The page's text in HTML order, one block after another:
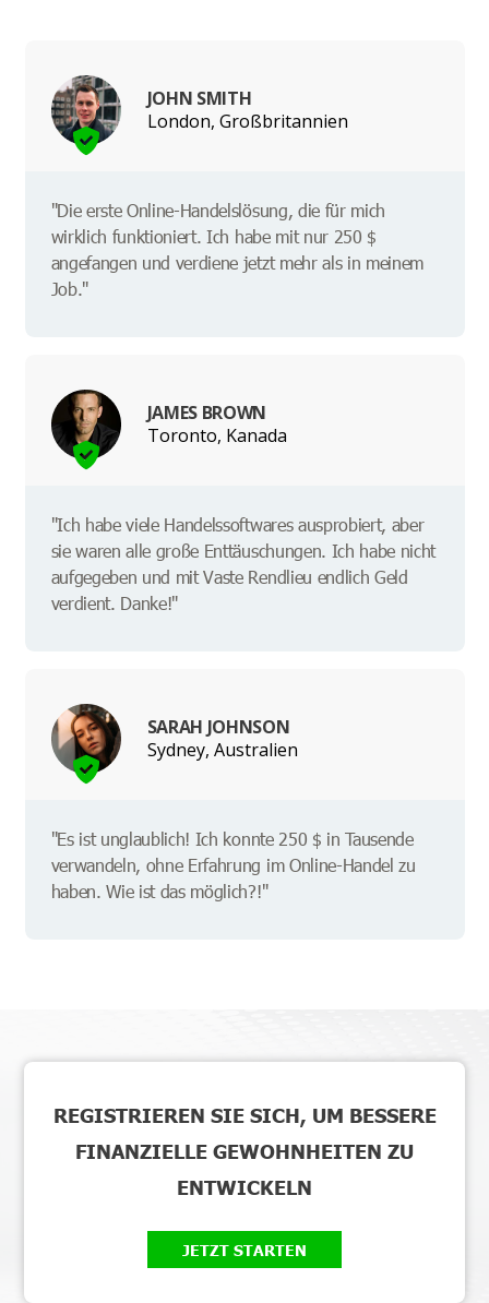
JOHN SMITH
London, Großbritannien
"Die erste Online-Handelslösung, die für mich
wirklich funktioniert. Ich habe mit nur 250 $
angefangen und verdiene jetzt mehr als in meinem
Job."
JAMES BROWN
Toronto, Kanada
"Ich habe viele Handelssoftwares ausprobiert, aber
sie waren alle große Enttäuschungen. Ich habe nicht
aufgegeben und mit Vaste Rendlieu endlich Geld
verdient. Danke!"
SARAH JOHNSON
Sydney, Australien
"Es ist unglaublich! Ich konnte 250 $ in Tausende
verwandeln, ohne Erfahrung im Online-Handel zu
haben. Wie ist das möglich?!"
REGISTRIEREN SIE SICH, UM BESSERE
FINANZIELLE GEWOHNHEITEN ZU
ENTWICKELN
JETZT STARTEN